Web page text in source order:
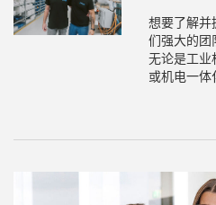
想要了解并
们强大的
无论是工业
或机电一体